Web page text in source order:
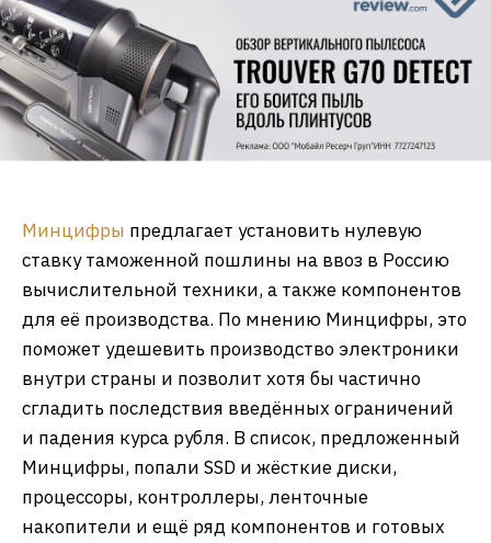
Минцифры предлагает установить нулевую
ставку таможенной пошлины на ввоз в Россию
вычислительной техники, а также компонентов
для её производства. По мнению Минцифры, это
поможет удешевить производство электроники
внутри страны и позволит хотя бы частично
сгладить последствия введённых ограничений
и падения курса рубля. В список, предложенный
Минцифры, попали SSD и жёсткие диски,
процессоры, контроллеры, ленточные
накопители и ещё ряд компонентов и готовых